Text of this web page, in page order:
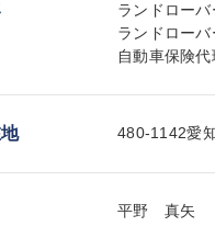
ランドロー
ランドロー
自動車保険
480-1142愛
平野　真矢